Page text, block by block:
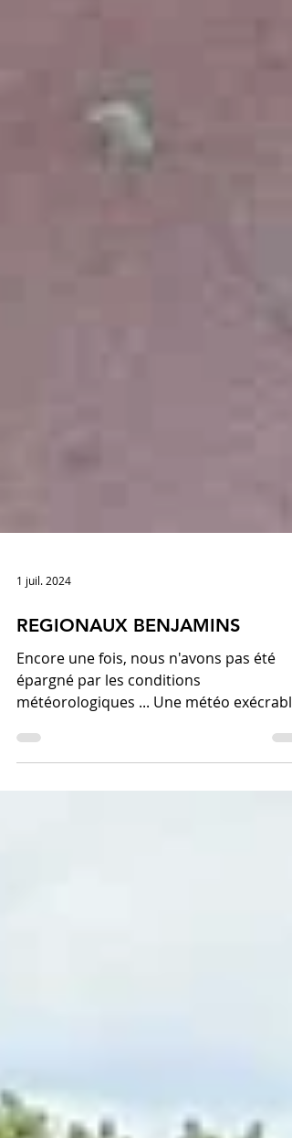
1 juil. 2024
REGIONAUX BENJAMINS
Encore une fois, nous n'avons pas été
météorologiques ... Une météo
compétition arrêtée pendant...